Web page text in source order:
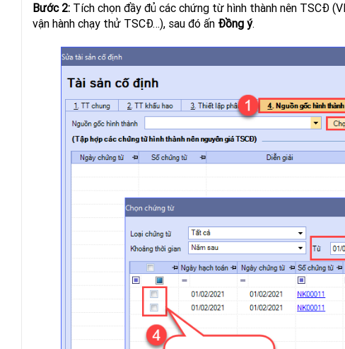
Bước 2: Tích chọn đầy đủ các chứng từ hình thành nên TSCĐ
vận hành chạy thử TSCĐ…), sau đó ấn Đồng ý.